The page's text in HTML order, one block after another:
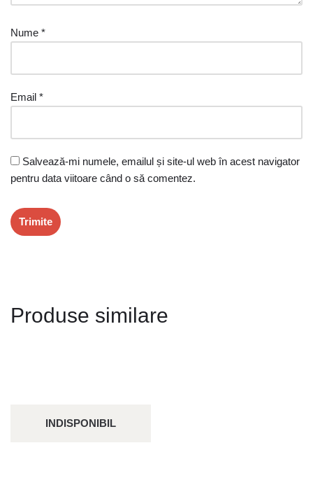
Nume *
Email *
Salvează-mi numele, emailul și site-ul web în acest navigator
pentru data viitoare când o să comentez.
Produse similare
INDISPONIBIL